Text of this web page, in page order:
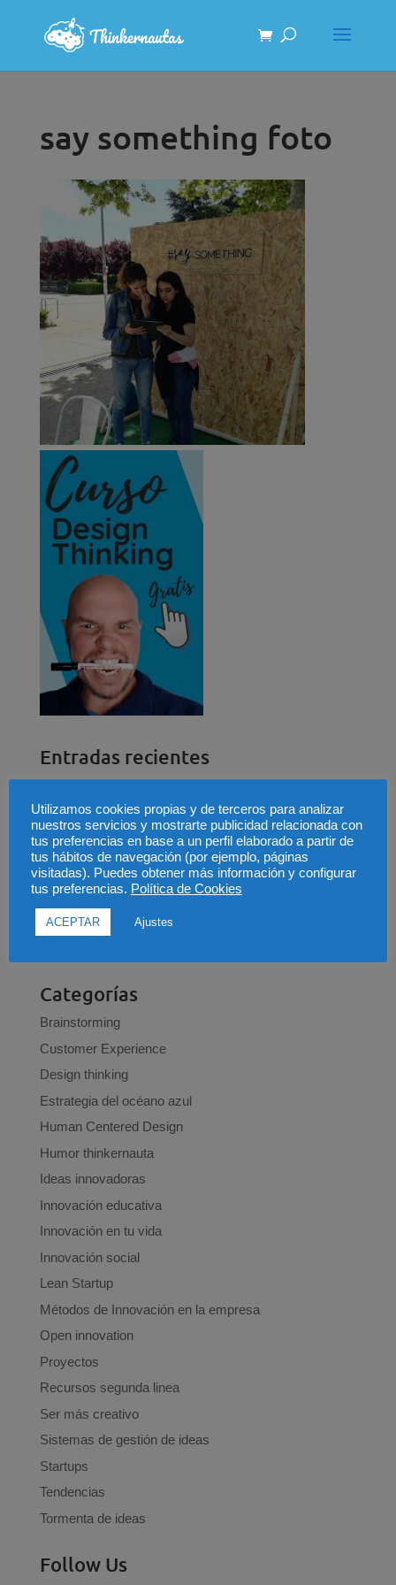
say something foto
Entradas recientes
Los 5 pecados que un emprendedor no se puede
permitir (parte 2)
No, no, no y no. Las 4 cosas que debes saber antes
de emprender
negocio
Categorías
Brainstorming
Customer Experience
Design thinking
Estrategia del océano azul
Human Centered Design
Humor thinkernauta
Ideas innovadoras
Innovación educativa
Innovación en tu vida
Innovación social
Lean Startup
Métodos de Innovación en la empresa
Open innovation
Proyectos
Recursos segunda linea
Ser más creativo
Sistemas de gestión de ideas
Startups
Tendencias
Tormenta de ideas
Follow Us
Utilizamos cookies propias y de terceros para analizar
nuestros servicios y mostrarte publicidad relacionada con
tus preferencias en base a un perfil elaborado a partir de
tus hábitos de navegación (por ejemplo, páginas
visitadas). Puedes obtener más información y configurar
tus preferencias. Política de Cookies
ACEPTAR Ajustes